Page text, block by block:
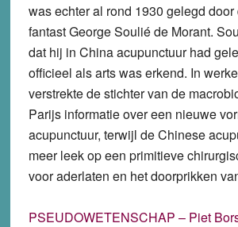
was echter al rond 1930 gelegd door
fantast George Soulié de Morant.
dat hij in China acupunctuur had
officieel als arts was erkend. In
verstrekte de stichter van de
Parijs informatie over een nieuwe
acupunctuur, terwijl de Chinese
meer leek op een primitieve
voor aderlaten en het doorprikken
PSEUDOWETENSCHAP – Piet